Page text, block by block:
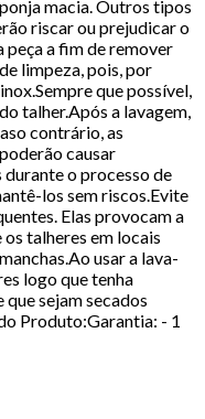
macia. Outros tipos
riscar ou prejudicar o
peça a fim de remover
limpeza, pois, por
que possível,
talher.Após a lavagem,
contrário, as
causar
o processo de
los sem riscos.Evite
Elas provocam a
talheres em locais
usar a lava-
logo que tenha
sejam secados
Produto:Garantia: - 1